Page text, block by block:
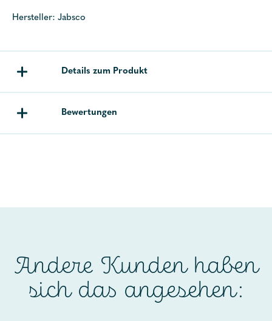
Hersteller: Jabsco
Details zum Produkt
Bewertungen
Andere Kunden haben
sich das angesehen: